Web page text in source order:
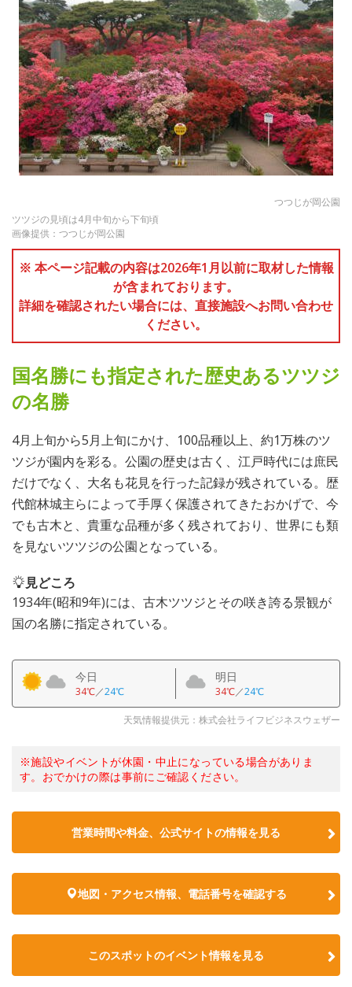
つつじが岡公園
ツツジの見頃は4月中旬から下旬頃
画像提供：つつじが岡公園
※ 本ページ記載の内容は2026年1月以前に取材した情報
が含まれております。
詳細を確認されたい場合には、直接施設へお問い合わせ
ください。
国名勝にも指定された歴史あるツツジ
の名勝
4月上旬から5月上旬にかけ、100品種以上、約1万株のツ
ツジが園内を彩る。公園の歴史は古く、江戸時代には庶民
だけでなく、大名も花見を行った記録が残されている。歴
代館林城主らによって手厚く保護されてきたおかげで、今
でも古木と、貴重な品種が多く残されており、世界にも類
を見ないツツジの公園となっている。
見どころ
1934年(昭和9年)には、古木ツツジとその咲き誇る景観が
国の名勝に指定されている。
今日
34℃／24℃
明日
34℃／24℃
天気情報提供元：株式会社ライフビジネスウェザー
※施設やイベントが休園・中止になっている場合がありま
す。おでかけの際は事前にご確認ください。
営業時間や料金、公式サイトの情報を見る
地図・アクセス情報、電話番号を確認する
このスポットのイベント情報を見る